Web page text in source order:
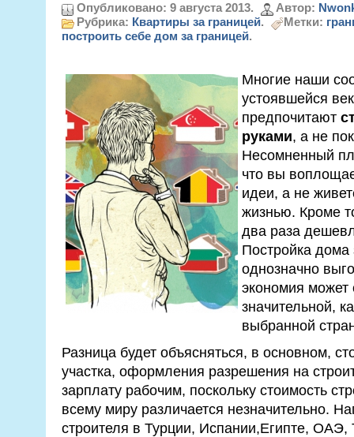
Опубликовано: 9 августа 2013. Автор:
Рубрика: Квартиры за границей. Метки:
построить себе дом за границей.
Многие наши
устоявшейся
предпочитают
руками, а не
Несомненный
что вы
идеи, а не
жизнью. Кроме
два раза
Постройка дома
однозначно
экономия может
значительной,
выбранной
Разница будет объясняться, в основном,
участка, оформления разрешения на
зарплату рабочим, поскольку стоимость
всему миру различается незначительно.
строителя в Турции, Испании,Египте, ОАЭ,